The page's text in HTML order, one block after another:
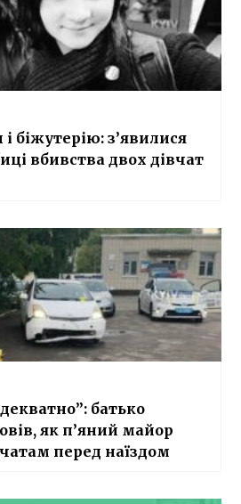
біжутерію: з’явилися
вбивства двох дівчат
батько
як п’яний майор
перед наїздом